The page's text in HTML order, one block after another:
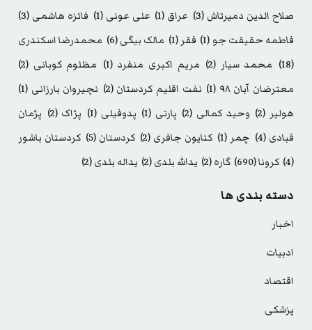
صلاح الدین دمیرتاش (3) عراق (1) علی عونی (1) فائزه هاشمی (3)
فاطمه حقیقت جو (1) فقر (1) مالک بیگی(6)
محمدرضا اسکندری
(18)
محمد سیار (2) مریم اکبری منفرد (1) مظلوم کوبانی (2)
معترضان آبان ۹۸
(1) نفت اقلیم کردستان (2) نچیروان بارزانی (1)
هولیر (2) وحید کمالی (2) پارتی (1) پدوفیلی (1) پژاک (2)
پژمان
قبادی (4) چمر (1) کتایون جافری (2) کردستان (5)
کردستان باشور
(4)
کرونا(690) گاره(2) یدالله بلدی(2) یداله بلدی(2)
دسته بندی ها
اخبار
ادبیات
اقتصاد
پزشکی